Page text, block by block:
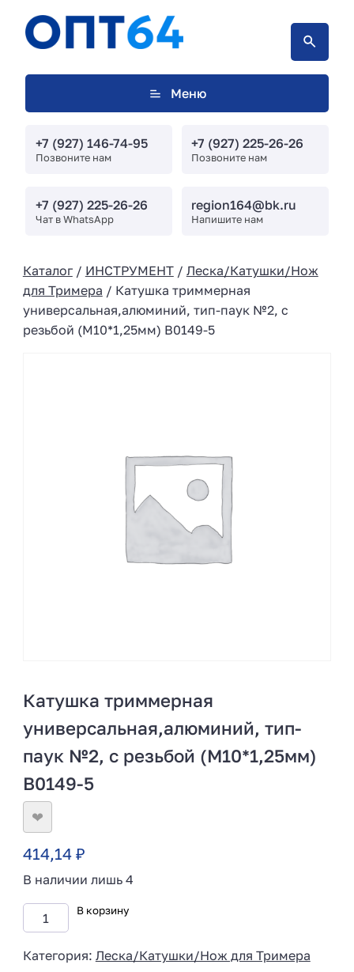
Меню
+7 (927) 146-74-95
Позвоните нам
+7 (927) 225-26-26
Позвоните нам
+7 (927) 225-26-26
Чат в WhatsApp
region164@bk.ru
Напишите нам
Каталог/ ИНСТРУМЕНТ/ Леска/Катушки/Нож
для Тримера / Катушка триммерная
универсальная,алюминий, тип-паук №2, с
резьбой (М10*1,25мм) В0149-5
Катушка триммерная
универсальная,алюминий, тип-
паук №2, с резьбой (М10*1,25мм)
В0149-5
❤
414,14 ₽
В наличии лишь 4
В корзину
Категория: Леска/Катушки/Нож для Тримера